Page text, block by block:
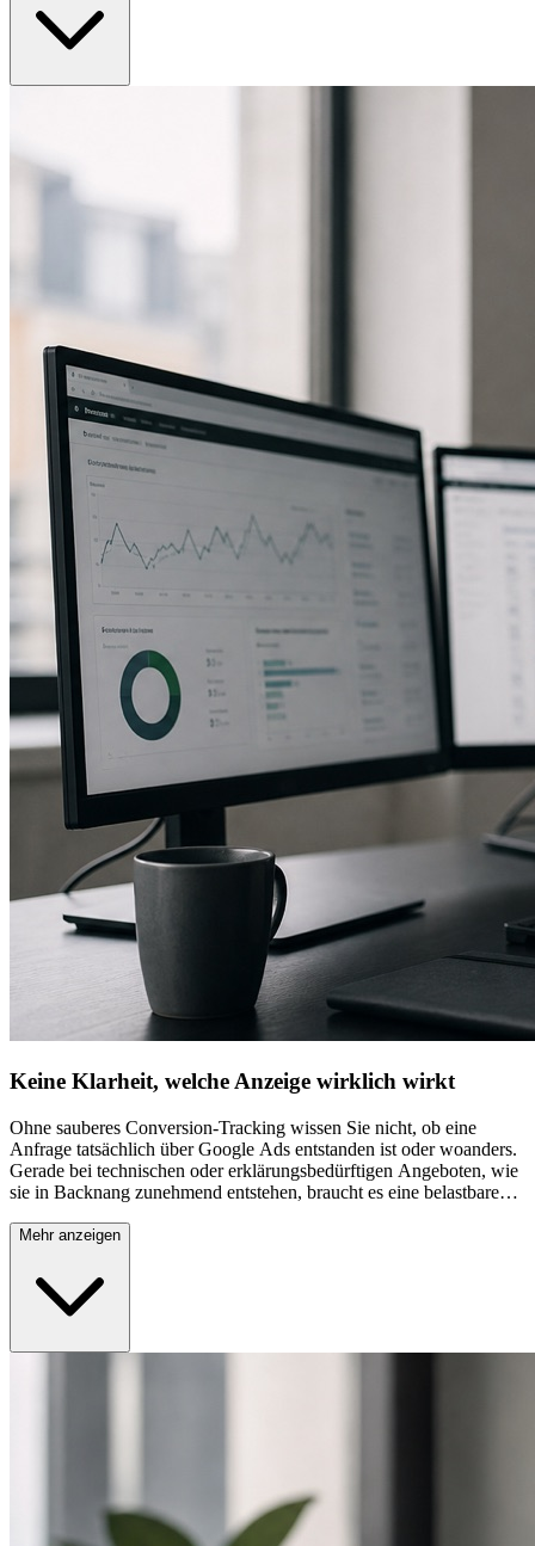
aufeinander ab, um Ihre Kosten pro Klick nachhaltig zu senken.
Keine Klarheit, welche Anzeige wirklich wirkt
Ohne sauberes Conversion-Tracking wissen Sie nicht, ob eine
Anfrage tatsächlich über Google Ads entstanden ist oder woanders.
Gerade bei technischen oder erklärungsbedürftigen Angeboten, wie
sie in Backnang zunehmend entstehen, braucht es eine belastbare
verlassen. Wir richten GA4-Tracking sauber ein, damit Sie genau
welche nicht.
Mehr anzeigen